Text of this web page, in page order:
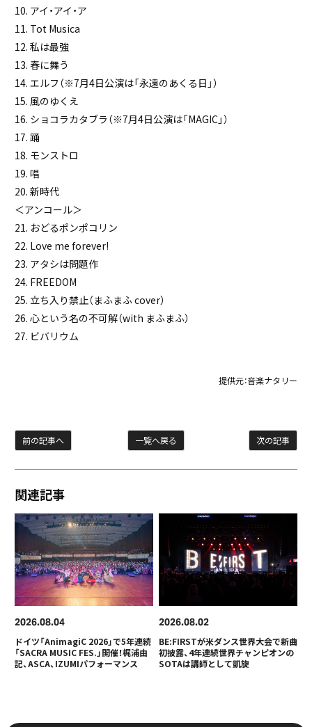
10. アイ・アイ・ア
11. Tot Musica
12. 私は最強
13. 春に舞う
14. エルフ（※7月4日公演は「永遠のあくる日」）
15. 風のゆくえ
16. ショコラカタブラ（※7月4日公演は「MAGIC」）
17. 踊
18. モンストロ
19. 唱
20. 新時代
＜アンコール＞
21. おどるポンポコリン
22. Love me forever!
23. アタシは問題作
24. FREEDOM
25. 立ち入り禁止（まふまふ cover）
26. 心という名の不可解（with まふまふ）
27. ビバリウム
提供元：音楽ナタリー
次の記事
一覧へ戻る
前の記事へ
関連記事
2026 08 04
ドイツ「AnimagiC 2026」で5年連続
「SACRA MUSIC FES.」開催！梶浦由
記、ASCA、IZUMIパフォーマンス
2026 08 02
BE:FIRSTが米ダンス世界大会で新曲
初披露、4年連続世界チャンピオンの
SOTAは講師として凱旋